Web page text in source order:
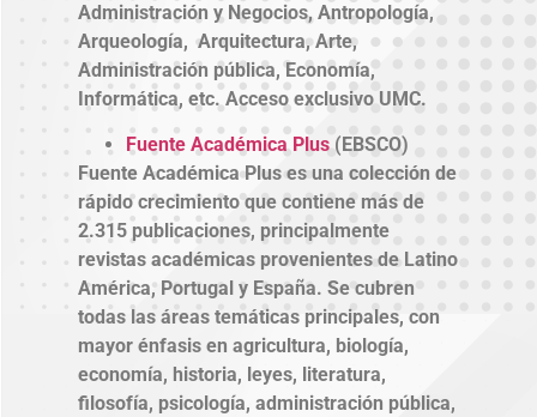
Administración y Negocios, Antropología,
Arqueología, Arquitectura, Arte,
Administración pública, Economía,
Informática, etc. Acceso exclusivo UMC.
Fuente Académica Plus (EBSCO)
Fuente Académica Plus es una colección de
rápido crecimiento que contiene más de
2.315 publicaciones, principalmente
revistas académicas provenientes de Latino
América, Portugal y España. Se cubren
todas las áreas temáticas principales, con
mayor énfasis en agricultura, biología,
economía, historia, leyes, literatura,
filosofía, psicología, administración pública,